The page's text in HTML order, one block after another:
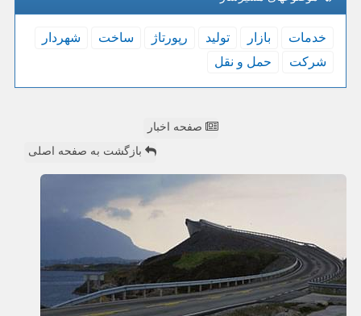
خدمات بازار تولید رپورتاژ ساخت
شهردار
شركت
حمل و نقل
صفحه اخبار
بازگشت به صفحه اصلی